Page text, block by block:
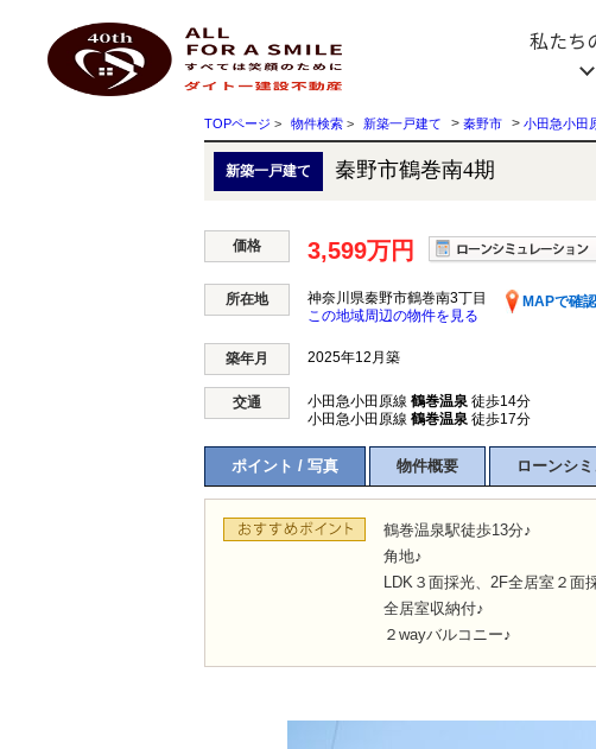
秦野市鶴巻南4期 神奈川県秦野市鶴巻南3丁目｜3,599万円の新築一戸建て｜株式会社ダイトー建設不
私たち
ダイトー建設不動産
TOPページ > 物件検索 > 新築一戸建て > 秦野市 > 小田急小田
新築一戸建て 秦野市鶴巻南4期
価格 3,599万円
所在地 神奈川県秦野市鶴巻南3丁目
MAPで確認
この地域周辺の物件を見る
築年月 2025年12月築
交通 小田急小田原線 鶴巻温泉 徒歩14分
小田急小田原線 鶴巻温泉 徒歩17分
ポイント / 写真 物件概要 ローンシ
鶴巻温泉駅徒歩13分♪
角地♪
LDK３面採光、2F全居室２面
全居室収納付♪
２wayバルコニー♪